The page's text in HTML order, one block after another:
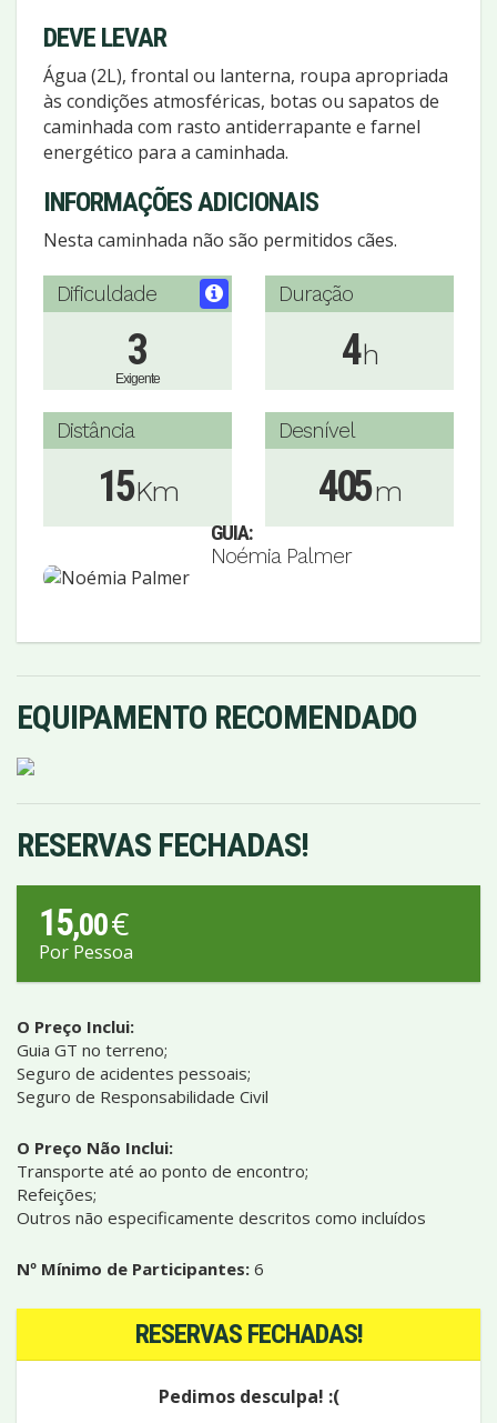
DEVE LEVAR
Água (2L), frontal ou lanterna, roupa apropriada
às condições atmosféricas, botas ou sapatos de
caminhada com rasto antiderrapante e farnel
energético para a caminhada.
INFORMAÇÕES ADICIONAIS
Nesta caminhada não são permitidos cães.
Dificuldade
3
Exigente
Duração
4h
Distância
15Km
Desnível
405m
GUIA:
Noémia Palmer
EQUIPAMENTO RECOMENDADO
RESERVAS FECHADAS!
15,00€
Por Pessoa
O Preço Inclui:
Guia GT no terreno;
Seguro de acidentes pessoais;
Seguro de Responsabilidade Civil
O Preço Não Inclui:
Transporte até ao ponto de encontro;
Refeições;
Outros não especificamente descritos como incluídos
Nº Mínimo de Participantes: 6
RESERVAS FECHADAS!
Pedimos desculpa! :(